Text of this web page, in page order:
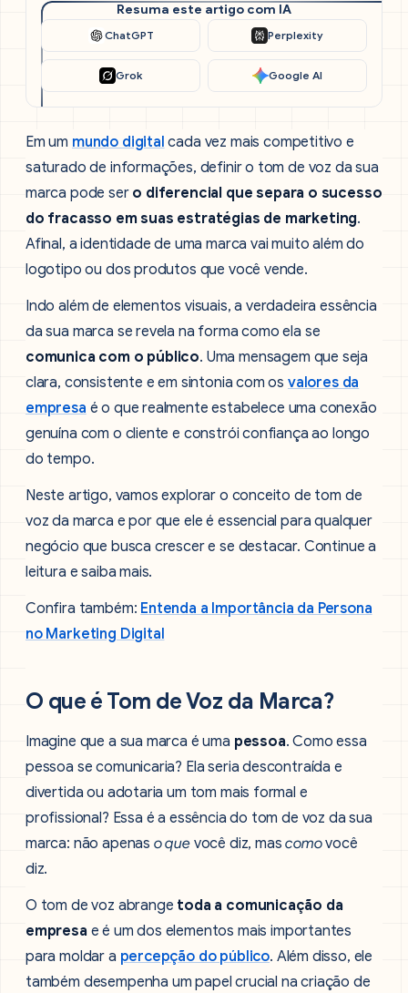
Resuma este artigo com IA
ChatGPT Perplexity
Grok Google AI
Em um mundo digital cada vez mais competitivo e
saturado de informações, definir o tom de voz da sua
marca pode ser o diferencial que separa o sucesso
do fracasso em suas estratégias de marketing.
Afinal, a identidade de uma marca vai muito além do
logotipo ou dos produtos que você vende.
Indo além de elementos visuais, a verdadeira essência
da sua marca se revela na forma como ela se
comunica com o público. Uma mensagem que seja
clara, consistente e em sintonia com os valores da
empresa é o que realmente estabelece uma conexão
genuína com o cliente e constrói confiança ao longo
do tempo.
Neste artigo, vamos explorar o conceito de tom de
voz da marca e por que ele é essencial para qualquer
negócio que busca crescer e se destacar. Continue a
leitura e saiba mais.
Confira também: Entenda a Importância da Persona
no Marketing Digital
O que é Tom de Voz da Marca?
Imagine que a sua marca é uma pessoa. Como essa
pessoa se comunicaria? Ela seria descontraída e
divertida ou adotaria um tom mais formal e
profissional? Essa é a essência do tom de voz da sua
marca: não apenas o quevocê diz, mascomovocê
diz.
O tom de voz abrange toda a comunicação da
empresa e é um dos elementos mais importantes
para moldar a percepção do público. Além disso, ele
também desempenha um papel crucial na criação de